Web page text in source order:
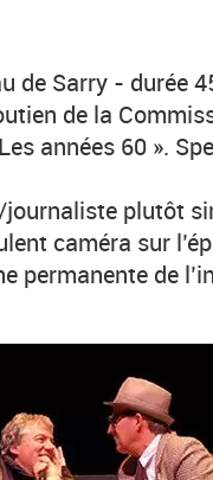
de Sarry - durée
de la
années 60 ».
plutôt
caméra sur
permanente de